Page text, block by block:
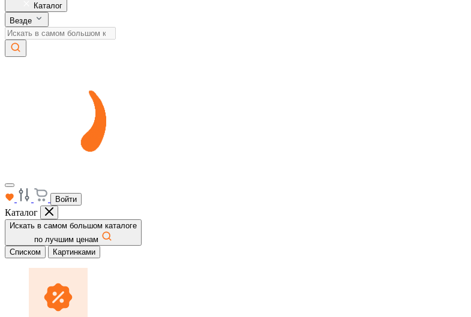
Каталог
Везде
Войти
Каталог
Искать в самом большом каталоге
по лучшим ценам
Списком
Картинками